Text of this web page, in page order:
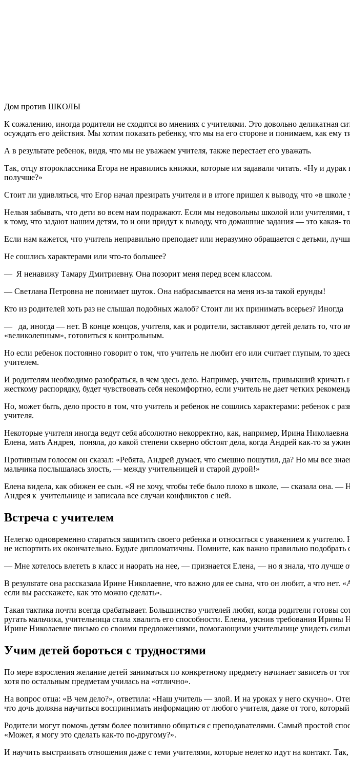
Дом против ШКОЛЫ
К сожалению, иногда родители не сходятся во мнениях с учителями. Это довольно деликатная
осуждать его действия. Мы хотим показать ребенку, что мы на его стороне и понимаем, как ему
А в результате ребенок, видя, что мы не уважаем учителя, также перестает его уважать.
Так, отцу второклассника Егора не нравились книжки, которые им задавали читать. «Ну и
получше?»
Стоит ли удивляться, что Егор начал презирать учителя и в итоге пришел к выводу, что «в
Нельзя забывать, что дети во всем нам подражают. Если мы недовольны школой или учителями,
к тому, что задают нашим детям, то и они придут к выводу, что домашние задания — это какая-
Если нам кажется, что учитель неправильно преподает или неразумно обращается с детьми,
Не сошлись характерами или что-то большее?
— Я ненавижу Тамару Дмитриевну. Она позорит меня перед всем классом.
— Светлана Петровна не понима­ет шуток. Она набрасывается на меня из-за такой ерунды!
Кто из родителей хоть раз не слышал подобных жалоб? Стоит ли их принимать всерьез? Иногда
— да, иногда — нет. В конце кон­цов, учителя, как и родители, за­ставляют детей делать то, что
«великолеп­ным», готовиться к контрольным.
Но если ребенок постоянно го­ворит о том, что учитель не лю­бит его или считает глупым, то
учителем.
И родителям необходимо разо­браться, в чем здесь дело. Напри­мер, учитель, привыкший
жест­кому распорядку, будет чувство­вать себя некомфортно, если учитель не дает четких
Но, может быть, дело просто в том, что учитель и ре­бенок не сошлись ха­рактерами: ребенок с
учителя.
Некоторые учителя иногда ведут себя аб­солютно некоррект­но, как, например, Ирина
Елена, мать Андрея, поняла, до какой степени скверно обстоят дела, когда Андрей как-то за
Противным голосом он сказал: «Ребята, Андрей думает, что смешно пошутил, да? Но мы все
мальчика послышалась злость, — между учительницей и старой дурой!»
Елена видела, как обижен ее сын. «Я не хочу, чтобы тебе было плохо в школе, — сказала она.
Андрея к учительнице и записала все случаи конфликтов с ней.
Встреча с учителем
Нелегко одновременно стараться защитить своего ребенка и относиться с уважением к
не испортить их окончательно. Будьте дипломатичны. Помните, как важно правильно подобрать
— Мне хотелось влететь в класс и наорать на нее, — признается Елена, — но я знала, что лучше
В результате она рассказала Ирине Николаевне, что важно для ее сына, что он любит, а что
если вы расскажете, как это можно сде­лать».
Такая тактика почти всегда сра­батывает. Большинство учителей любят, когда родители
ругать мальчика, учительница стала хва­лить его способности. Елена, уяс­нив требования
Ирине Николаевне письмо со своими предложения­ми, помогающими учительнице увидеть
Учим детей бороться с трудностями
По мере взросления желание детей заниматься по конкретному предмету начинает зависеть
хотя по остальным предметам училась на «отлично».
На вопрос отца: «В чем дело?», ответила: «Наш учитель — злой. И на уроках у него скучно».
что дочь должна научиться воспринимать информацию от любого учителя, даже от того,
Родители могут помочь детям более позитивно общаться с преподавателями. Самый простой
«Может, я могу это сделать как-то по-другому?».
И научить выстраивать отношения даже с теми учителями, которые нелегко идут на контакт.